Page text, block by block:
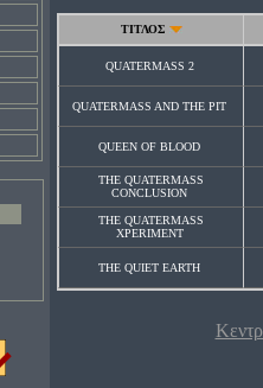
ΤΙΤΛΟΣ
QUATERMASS 2
QUATERMASS AND THE PIT
QUEEN OF BLOOD
THE QUATERMASS
CONCLUSION
THE QUATERMASS
XPERIMENT
THE QUIET EARTH